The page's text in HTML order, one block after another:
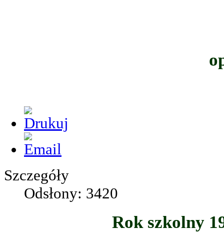
Szczegóły
Odsłony: 3420
Rok szkolny